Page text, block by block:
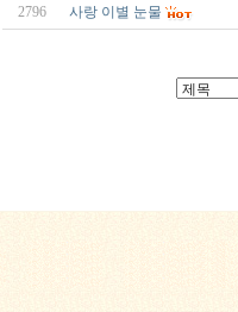
2796 사랑 이별 눈물